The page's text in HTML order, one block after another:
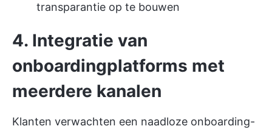
transparantie op te bouwen
4. Integratie van
onboardingplatforms met
meerdere kanalen
Klanten verwachten een naadloze onboarding-